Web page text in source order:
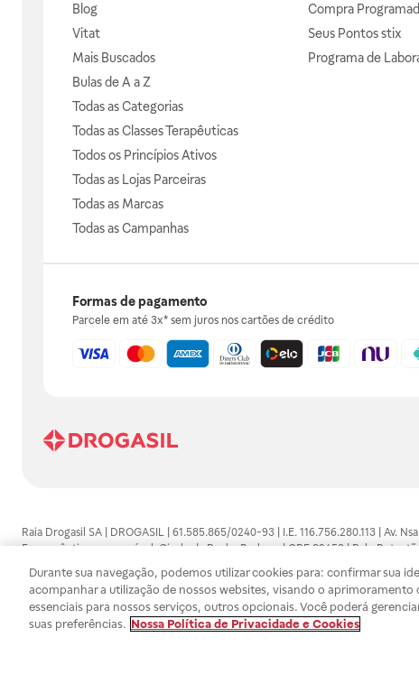
Blog
Vitat
Mais Buscados
Bulas de A a Z
Todas as Categorias
Todas as Classes Terapêuticas
Todos os Princípios Ativos
Todas as Lojas Parceiras
Todas as Marcas
Todas as Campanhas
Compra
Seus Pontos stix
Programa de
Formas de pagamento
Parcele em até 3x* sem juros nos cartões de crédito
Raia Drogasil SA | DROGASIL | 61.585.865/0240-93 | I.E. 116.756.280.113 | Av.
Farmacêutico responsável: Gisele da Penha Barbosa | CRF 89453 | Polo
automedicação e não substituem, em hipótese alguma, as orientações dadas
persistirem os sintomas, um médico deverá ser consultado. Os preços e
SA trabalha com as tecnologias mais avançadas de proteção de dados, para
efetuados estão sujeitos à confirmação da disponibilidade de produto em nosso
Durante sua navegação, podemos utilizar cookies para: confirmar sua
acompanhar a utilização de nossos websites, visando o aprimoramento
essenciais para nossos serviços, outros opcionais. Você poderá
suas preferências. Nossa Política de Privacidade e Cookies